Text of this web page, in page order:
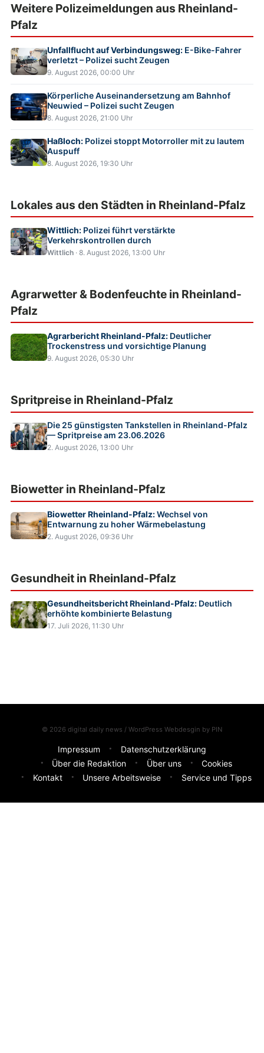
Weitere Polizeimeldungen aus Rheinland-
Pfalz
Unfallflucht auf Verbindungsweg: E-Bike-Fahrer
verletzt – Polizei sucht Zeugen
9. August 2026, 00:00 Uhr
Körperliche Auseinandersetzung am Bahnhof
Neuwied – Polizei sucht Zeugen
8. August 2026, 21:00 Uhr
Haßloch: Polizei stoppt Motorroller mit zu lautem
Auspuff
8. August 2026, 19:30 Uhr
Lokales aus den Städten in Rheinland-Pfalz
Wittlich: Polizei führt verstärkte
Verkehrskontrollen durch
Wittlich · 8. August 2026, 13:00 Uhr
Agrarwetter & Bodenfeuchte in Rheinland-
Pfalz
Agrarbericht Rheinland-Pfalz: Deutlicher
Trockenstress und vorsichtige Planung
9. August 2026, 05:30 Uhr
Spritpreise in Rheinland-Pfalz
Die 25 günstigsten Tankstellen in Rheinland-Pfalz
— Spritpreise am 23.06.2026
2. August 2026, 13:00 Uhr
Biowetter in Rheinland-Pfalz
Biowetter Rheinland-Pfalz:Wechsel von
Entwarnung zu hoher Wärmebelastung
2. August 2026, 09:36 Uhr
Gesundheit in Rheinland-Pfalz
Gesundheitsbericht Rheinland-Pfalz: Deutlich
erhöhte kombinierte Belastung
17. Juli 2026, 11:30 Uhr
© 2026 digital daily news / WordPress Webdesgin by PIN
Impressum
Datenschutzerklärung
Über die Redaktion
Über uns
Cookies
Kontakt
Unsere Arbeitsweise Service und Tipps